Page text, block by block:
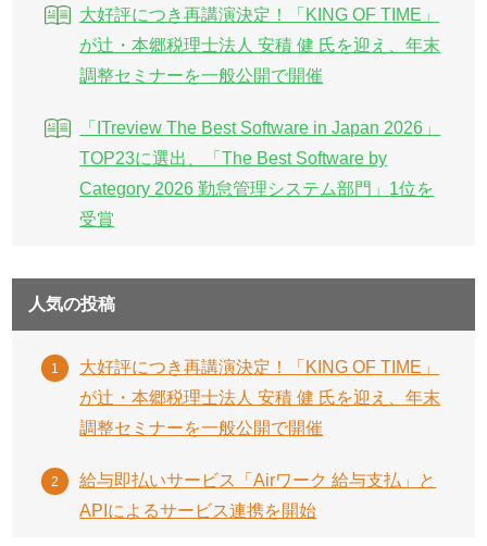
大好評につき再講演決定！「KING OF TIME」
が辻・本郷税理士法人 安積 健 氏を迎え、年末
調整セミナーを一般公開で開催
「ITreview The Best Software in Japan 2026」
TOP23に選出、「The Best Software by
Category 2026 勤怠管理システム部門」1位を
受賞
人気の投稿
大好評につき再講演決定！「KING OF TIME」
が辻・本郷税理士法人 安積 健 氏を迎え、年末
調整セミナーを一般公開で開催
給与即払いサービス「Airワーク 給与支払」と
APIによるサービス連携を開始